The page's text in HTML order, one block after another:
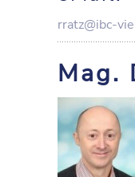
rratz@ibc-
Mag.